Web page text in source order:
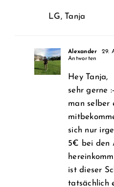
LG, Tanja
Alexander 29.
Antworten
Hey Tanja,
sehr gerne
man selber
sich nur
5€ bei den
ist dieser
tatsächlich